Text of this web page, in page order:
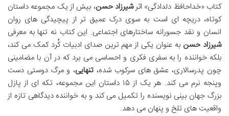
کتاب «خداحافظ دلدادگی» اثرشیرزاد حسن، بیش از یک مجموعه داستان
کوتاه، دریچه ای است به سوی درک عمیق تر از پیچیدگی های روان
انسان و نقد جسورانه ساختارهای اجتماعی. این کتاب نه تنها به معرفی
شیرزاد حسن به عنوان یکی از مهم ترین صدای ادبیات کُرد کمک می کند،
بلکه خواننده را به سفری فکری و احساسی می برد که در آن با مضامینی
چون پدرسالاری، عشق های سرکوب شده، تنهایی، و مرگ دوستی دست
وپنجه نرم می کند. هر یک از ۱۵ داستان این مجموعه، تکه ای از پازل
بزرگ جهان بینی نویسنده را تکمیل می کند و به خواننده دیدگاهی تازه از
واقعیت های تلخ و پنهان می دهد.